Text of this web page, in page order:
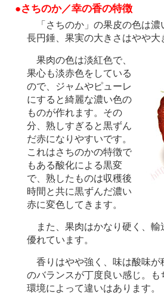
●さちのか／幸の香の特徴
「さちのか」の果皮の色は濃
長円錘、果実の大きさはやや大
果肉の色は淡紅色で、
果心も淡赤色をしている
ので、ジャムやピューレ
にすると綺麗な濃い色の
ものが作れます。その
分、熟しすぎると黒ずん
だ赤になりやすいです。
これはさちのかの特徴で
もある酸化による黒変
で、熟したものは収穫後
時間と共に黒ずんだ濃い
赤に変色してきます。
また、果肉はかなり硬く、輸
優れています。
香りはやや強く、味は酸味が
のバランスが丁度良い感じ。も
環境によって違いはあります。